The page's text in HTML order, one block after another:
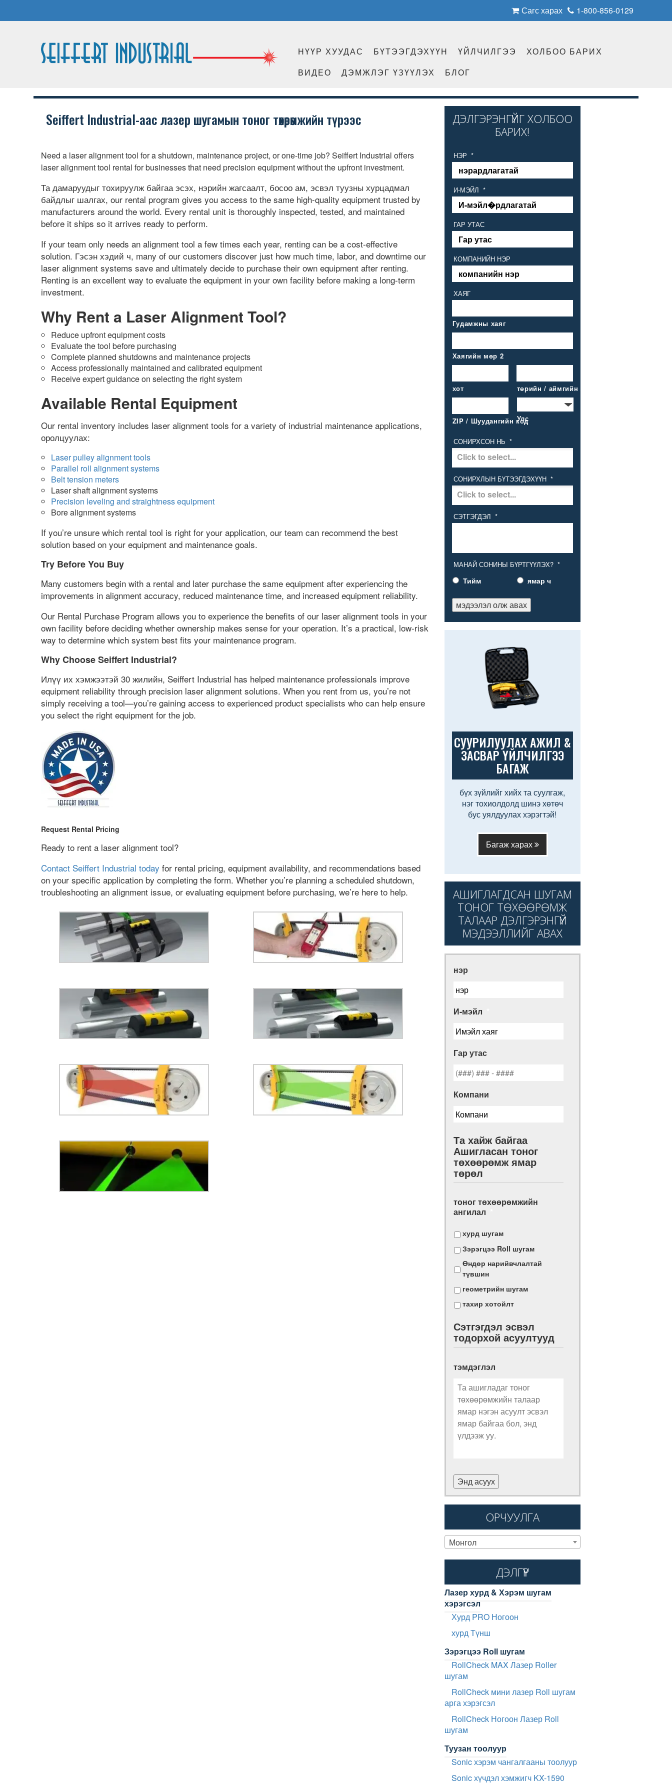
1-800-856-0129
Сагс харах
НҮҮР ХУУДАС БҮТЭЭГДЭХҮҮН ҮЙЛЧИЛГЭЭ
ХОЛБОО БАРИХ
ВИДЕО
ДЭМЖЛЭГ ҮЗҮҮЛЭХ БЛОГ
Seiffert Industrial-аас лазер шугамын тоног төхөөрөмжийн түрээс
Need a laser alignment tool for a shutdown, maintenance project,or one-time job?Seiffert Industrial offers
laser alignment tool rental for businesses that need precision equipment without the upfront investment.
Та дамаруудыг тохируулж байгаа эсэх, нэрийн жагсаалт, босоо ам, эсвэл туузны хурцадмал
байдлыг шалгах,our rental program gives you access to the same high-quality equipment trusted by
manufacturers around the world. Every rental unit is thoroughly inspected,tested,and maintained
before it ships so it arrives ready to perform.
If your team only needs an alignment tool a few times each year, renting can be a cost-effective
solution. Гэсэн хэдий ч, many of our customers discover just how much time, labor,and downtime our
laser alignment systems save and ultimately decide to purchase their own equipment after renting.
Renting is an excellent way to evaluate the equipment in your own facility before making a long-term
investment.
Why Rent a Laser Alignment Tool?
Reduce upfront equipment costs
Evaluate the tool before purchasing
Complete planned shutdowns and maintenance projects
Access professionally maintained and calibrated equipment
Receive expert guidance on selecting the right system
Available Rental Equipment
Our rental inventory includes laser alignment tools for a variety of industrial maintenance applications,
оролцуулах:
Laser pulley alignment tools
Parallel roll alignment systems
Belt tension meters
Laser shaft alignment systems
Precision leveling and straightness equipment
Bore alignment systems
If you’re unsure which rental tool is right for your application,our team can recommend the best
solution based on your equipment and maintenance goals.
Try Before You Buy
Many customers begin with a rental and later purchase the same equipment after experiencing the
improvements in alignment accuracy, reduced maintenance time,and increased equipment reliability.
Our Rental Purchase Program allows you to experience the benefits of our laser alignment tools in your
own facility before deciding whether ownership makes sense for your operation. It’s a practical, low-risk
way to determine which system best fits your maintenance program.
Why Choose Seiffert Industrial?
Илүү их хэмжээтэй 30 жилийн, Seiffert Industrial has helped maintenance professionals improve
equipment reliability through precision laser alignment solutions.When you rent from us,you’re not
simply receiving a tool—you’re gaining access to experienced product specialists who can help ensure
you select the right equipment for the job.
Request Rental Pricing
Ready to rent a laser alignment tool?
Contact Seiffert Industrial today for rental pricing,equipment availability,and recommendations based
on your specific application by completing the form.Whether you’re planning a scheduled shutdown,
troubleshooting an alignment issue,or evaluating equipment before purchasing,we’re here to help.
ДЭЛГЭРЭНГҮЙГ ХОЛБОО
БАРИХ!
НЭР *
И-МЭЙЛ *
ГАР УТАС
КОМПАНИЙН НЭР
ХАЯГ
Гудамжны хаяг
Хаягийн мөр 2
хот төрийн / аймгийн / бүс нутаг
ZIP / Шуудангийн код
Улс
СОНИРХСОН НЬ *
СОНИРХЛЫН БҮТЭЭГДЭХҮҮН *
СЭТГЭГДЭЛ *
МАНАЙ СОНИНЫ БҮРТГҮҮЛЭХ? *
Тийм ямар ч
мэдээлэл олж авах
СУУРИЛУУЛАХ АЖИЛ &
ЗАСВАР ҮЙЛЧИЛГЭЭ
БАГАЖ
бүх зүйлийг хийх та суулгаж,
нэг тохиолдолд шинэ хөтөч
бус уялдуулах хэрэгтэй!
Багаж харах
АШИГЛАГДСАН ШУГАМ
ТОНОГ ТӨХӨӨРӨМЖ
ТАЛААР ДЭЛГЭРЭНГҮЙ
МЭДЭЭЛЛИЙГ АВАХ
нэр
И-мэйл
Гар утас
Компани
Та хайж байгаа
Ашигласан тоног
төхөөрөмж ямар
төрөл
тоног төхөөрөмжийн
ангилал
хурд шугам
Зэрэгцээ Roll шугам
Өндөр нарийвчлалтай
түвшин
геометрийн шугам
тахир хотойлт
Сэтгэгдэл эсвэл
тодорхой асуултууд
тэмдэглэл
Энд асуух
ОРЧУУЛГА
Монгол
ДЭЛГҮҮР
Лазер хурд & Хэрэм шугам
хэрэгсэл
Хурд PRO Ногоон
хурд Түнш
Зэрэгцээ Roll шугам
RollCheck MAX Лазер Roller
шугам
RollCheck мини лазер Roll шугам
арга хэрэгсэл
RollCheck Ногоон Лазер Roll
шугам
Туузан тоолуур
Sonic хэрэм чангалгааны тоолуур
Sonic хүчдэл хэмжигч KX-1590